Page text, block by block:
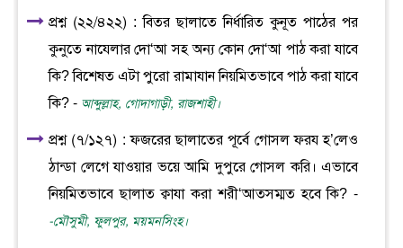
প্রশ্ন (২২/৪২২) : বিতর ছালাতে নির্ধারিত কুনূত পাঠের পর
কুনুতে নাযেলার দো‘আ সহ অন্য কোন দো‘আ পাঠ করা যাবে
কি? বিশেষত এটা পুরো রামাযান নিয়মিতভাবে পাঠ করা যাবে
কি? - আব্দুল্লাহ, গোদাগাড়ী, রাজশাহী।
প্রশ্ন (৭/১২৭) : ফজরের ছালাতের পূর্বে গোসল ফরয হ’লেও
ঠান্ডা লেগে যাওয়ার ভয়ে আমি দুপুরে গোসল করি। এভাবে
নিয়মিতভাবে ছালাত ক্বাযা করা শরী‘আতসম্মত হবে কি? -
-মৌসুমী, ফুলপুর, ময়মনসিংহ।